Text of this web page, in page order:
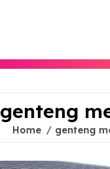
genteng
Home genteng